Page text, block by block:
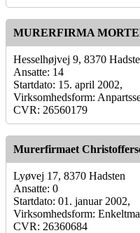
MURERFIRMA
Hesselhøjvej 9, 8370
Ansatte: 14
Startdato: 15. april 2002,
Virksomhedsform:
CVR: 26560179
Murerfirmaet
Lyøvej 17, 8370 Hadsten
Ansatte: 0
Startdato: 01. januar 2002,
Virksomhedsform:
CVR: 26360684